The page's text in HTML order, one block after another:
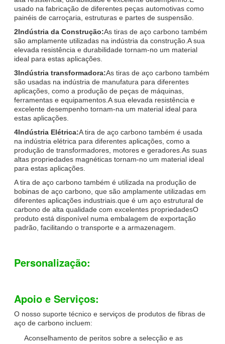
usado na fabricação de diferentes peças automotivas como
painéis de carroçaria, estruturas e partes de suspensão.
2Indústria da Construção:As tiras de aço carbono também
são amplamente utilizadas na indústria da construção.A sua
elevada resistência e durabilidade tornam-no um material
ideal para estas aplicações.
3Indústria transformadora:As tiras de aço carbono também
são usadas na indústria de manufatura para diferentes
aplicações, como a produção de peças de máquinas,
ferramentas e equipamentos.A sua elevada resistência e
excelente desempenho tornam-na um material ideal para
estas aplicações.
4Indústria Elétrica:A tira de aço carbono também é usada
na indústria elétrica para diferentes aplicações, como a
produção de transformadores, motores e geradores.As suas
altas propriedades magnéticas tornam-no um material ideal
para estas aplicações.
A tira de aço carbono também é utilizada na produção de
bobinas de aço carbono, que são amplamente utilizadas em
diferentes aplicações industriais.que é um aço estrutural de
carbono de alta qualidade com excelentes propriedadesO
produto está disponível numa embalagem de exportação
padrão, facilitando o transporte e a armazenagem.
Personalização:
Apoio e Serviços:
O nosso suporte técnico e serviços de produtos de fibras de
aço de carbono incluem:
Aconselhamento de peritos sobre a selecção e as